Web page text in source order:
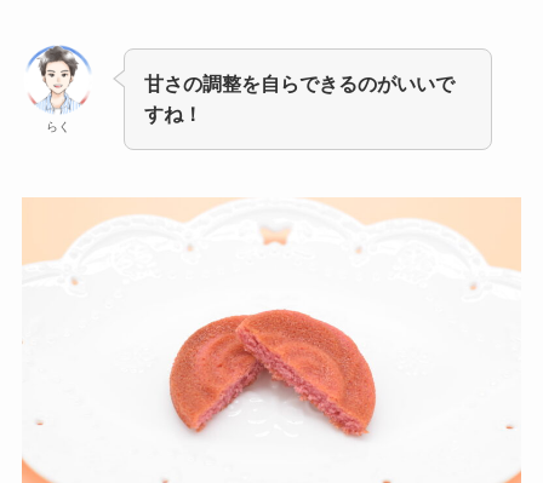
らく
甘さの調整を自らできるのがいいで
すね！